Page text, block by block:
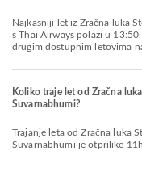
Najkasniji let iz Zračna luka Stockholm Arlanda za Zračna luka Suvarnabhumi
s Thai Airways polazi u
drugim dostupnim letovima
Koliko traje let od Zračna
Suvarnabhumi?
Trajanje leta od Zračna luka Stockholm Arlanda do Zračna luka
Suvarnabhumi je otprilike 11h